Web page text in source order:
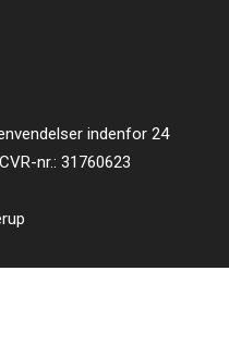
indenfor 24
CVR-nr.: 31760623